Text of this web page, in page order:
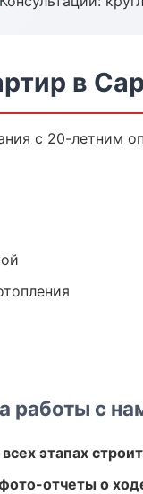
в
с 20-летним
работы с
этапах
отчеты о